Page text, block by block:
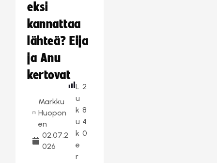
eksi
kannattaa
lähteä? Eija
ja Anu
kertovat
Markku
Huopon
en
02.07.2
026
L
u
k
u
k
e
r
2
8
4
0